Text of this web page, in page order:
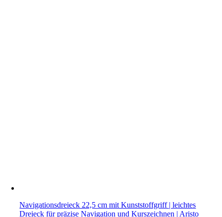
Navigationsdreieck 22,5 cm mit Kunststoffgriff | leichtes
Dreieck für präzise Navigation und Kurszeichnen | Aristo